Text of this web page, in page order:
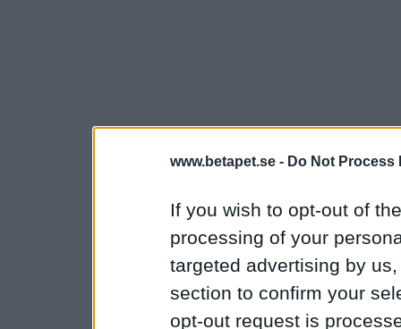
www.betapet.se - Do Not Process
If you wish to opt-out of
processing of your
targeted advertising by
section to confirm your
opt-out request is